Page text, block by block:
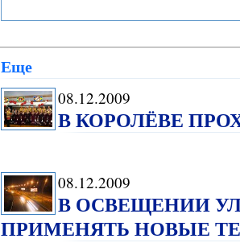
Еще
08.12.2009
В КОРОЛЁВЕ
08.12.2009
В ОСВЕЩЕНИИ
ПРИМЕНЯТЬ НОВЫЕ